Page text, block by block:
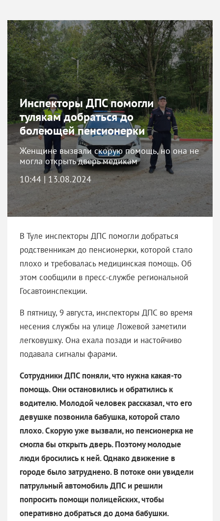
Инспекторы ДПС помогли
тулякам добраться до
болеющей пенсионерки
Женщине вызвали скорую помощь, но она не
могла открыть дверь медикам
10:44 | 13.08.2024
В Туле инспекторы ДПС помогли добраться
родственникам до пенсионерки, которой стало
плохо и требовалась медицинская помощь. Об
этом сообщили в пресс-службе региональной
Госавтоинспекции.
В пятницу, 9 августа, инспекторы ДПС во время
несения службы на улице Ложевой заметили
легковушку. Она ехала позади и настойчиво
подавала сигналы фарами.
Сотрудники ДПС поняли, что нужна какая-то
помощь. Они остановились и обратились к
водителю. Молодой человек рассказал, что его
девушке позвонила бабушка, которой стало
плохо. Скорую уже вызвали, но пенсионерка не
смогла бы открыть дверь. Поэтому молодые
люди бросились к ней. Однако движение в
городе было затруднено. В потоке они увидели
патрульный автомобиль ДПС и решили
попросить помощи полицейских, чтобы
оперативно добраться до дома бабушки.